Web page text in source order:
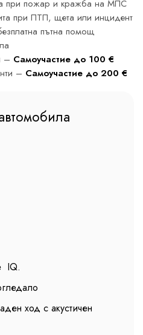
при пожар и кражба на МПС
при ПТП, щета или инцидент
пътна помощ
– Самоучастие до 100 €
– Самоучастие до 200 €
IQ.
ход с акустичен